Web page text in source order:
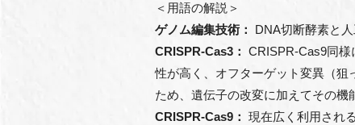
＜用語の解説＞
ゲノム編集技術：
DNA切断酵素と
CRISPR-Cas3 ： CRISPR-Cas9同
性が高く、オフターゲット変異（
ため、遺伝子の改変に加えてその機
CRISPR-Cas9 ： 現在広く利用され